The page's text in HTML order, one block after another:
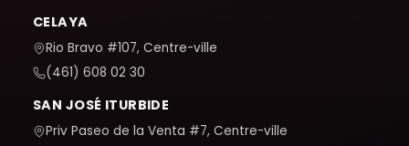
CELAYA
Rio Bravo #107, Centre-ville
(461) 608 02 30
SAN JOSÉ ITURBIDE
Priv Paseo de la Venta #7, Centre-ville